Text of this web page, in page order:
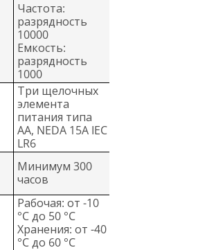
Частота:
разрядность
10000
Емкость:
разрядность
1000
Три щелочных
элемента
питания типа
АА, NEDA 15A IEC
LR6
Минимум 300
часов
Рабочая: от -10
°C до 50 °C
Хранения: от -40
°C до 60 °C